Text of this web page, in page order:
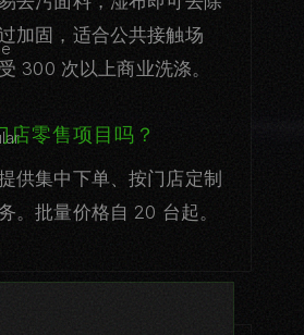
加固，适合公共接触场
300 次以上商业洗涤。
零售项目吗？
供集中下单、按门店定制
。批量价格自 20 台起。